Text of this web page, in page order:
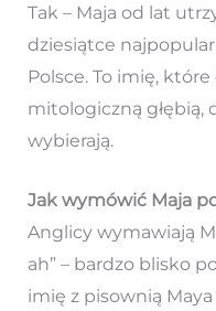
Tak – Maja od lat
dziesiątce
Polsce. To imię,
mitologiczną głębią,
wybierają.
Jak wymówić Maja
Anglicy wymawiają
ah” – bardzo blisko
imię z pisownią